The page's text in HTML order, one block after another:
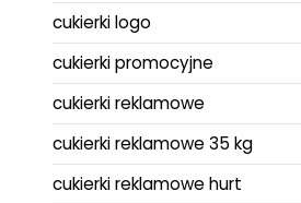
cukierki logo
cukierki promocyjne
cukierki reklamowe
cukierki reklamowe 35 kg
cukierki reklamowe hurt